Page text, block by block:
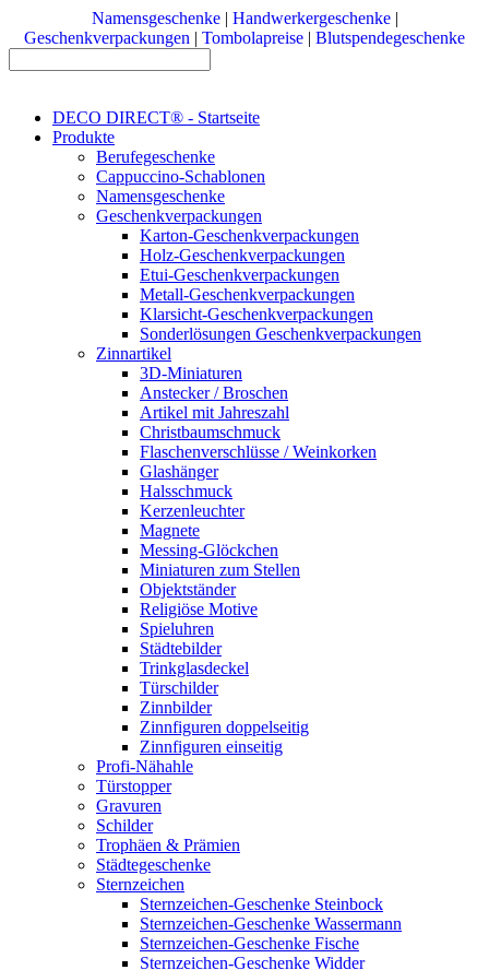
Namensgeschenke| Handwerkergeschenke|
Geschenkverpackungen | Tombolapreise | Blutspendegeschenke
DECO DIRECT® - Startseite
Produkte
Berufegeschenke
Cappuccino-Schablonen
Namensgeschenke
Geschenkverpackungen
Karton-Geschenkverpackungen
Holz-Geschenkverpackungen
Etui-Geschenkverpackungen
Metall-Geschenkverpackungen
Klarsicht-Geschenkverpackungen
Sonderlösungen Geschenkverpackungen
Zinnartikel
3D-Miniaturen
Anstecker / Broschen
Artikel mit Jahreszahl
Christbaumschmuck
Flaschenverschlüsse / Weinkorken
Glashänger
Halsschmuck
Kerzenleuchter
Magnete
Messing-Glöckchen
Miniaturen zum Stellen
Objektständer
Religiöse Motive
Spieluhren
Städtebilder
Trinkglasdeckel
Türschilder
Zinnbilder
Zinnfiguren doppelseitig
Zinnfiguren einseitig
Profi-Nähahle
Türstopper
Gravuren
Schilder
Trophäen & Prämien
Städtegeschenke
Sternzeichen
Sternzeichen-Geschenke Steinbock
Sternzeichen-Geschenke Wassermann
Sternzeichen-Geschenke Fische
Sternzeichen-Geschenke Widder